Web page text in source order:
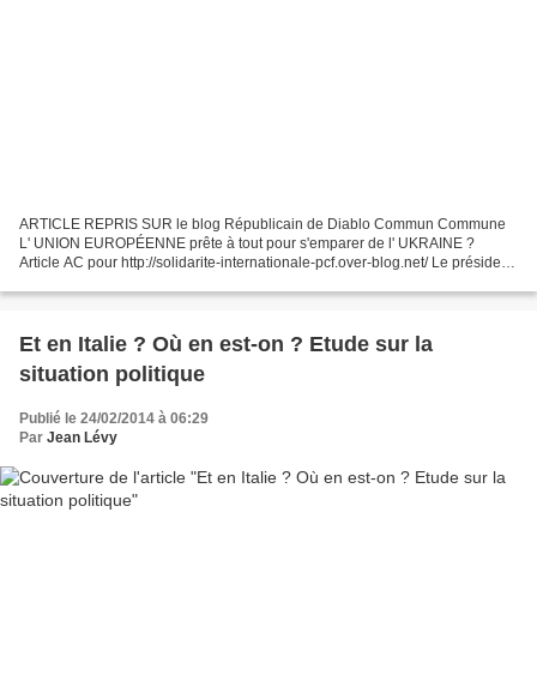
ARTICLE REPRIS SUR le blog Républicain de Diablo Commun Commune
L' UNION EUROPÉENNE prête à tout pour s'emparer de l' UKRAINE ?
Article AC pour http://solidarite-internationale-pcf.over-blog.net/ Le président
Et en Italie ? Où en est-on ? Etude sur la
situation politique
Publié le 24/02/2014 à 06:29
Par Jean Lévy